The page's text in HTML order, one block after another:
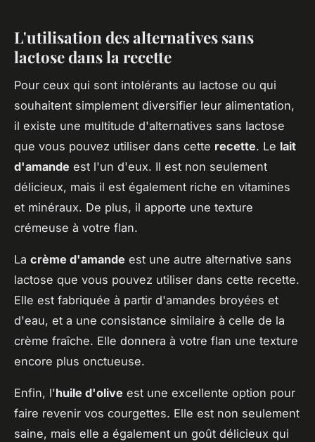
L'utilisation des alternatives sans
lactose dans la recette
Pour ceux qui sont intolérants au lactose ou qui
souhaitent simplement diversifier leur alimentation,
il existe une multitude d'alternatives sans lactose
que vous pouvez utiliser dans cette recette. Le lait
d'amande est l'un d'eux. Il est non seulement
délicieux, mais il est également riche en vitamines
et minéraux. De plus, il apporte une texture
crémeuse à votre flan.
La crème d'amande est une autre alternative sans
lactose que vous pouvez utiliser dans cette recette.
Elle est fabriquée à partir d'amandes broyées et
d'eau, et a une consistance similaire à celle de la
crème fraîche. Elle donnera à votre flan une texture
encore plus onctueuse.
Enfin, l'huile d'olive est une excellente option pour
faire revenir vos courgettes. Elle est non seulement
saine, mais elle a également un goût délicieux qui